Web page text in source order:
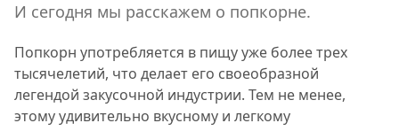
И сегодня мы расскажем о попкорне.
Попкорн употребляется в пищу уже более трех
тысячелетий, что делает его своеобразной
легендой закусочной индустрии. Тем не менее,
этому удивительно вкусному и легкому